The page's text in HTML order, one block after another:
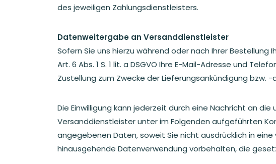
des jeweiligen Zahlungsdienstleisters.
Datenweitergabe an Versanddienstleister
Sofern Sie uns hierzu während oder nach Ihrer
Art. 6 Abs. 1 S. 1 lit. a DSGVO Ihre E-Mail-Adresse und
Zustellung zum Zwecke der Lieferungsankündigung
Die Einwilligung kann jederzeit durch eine Nachricht an
Versanddienstleister unter im Folgenden aufgeführten
angegebenen Daten, soweit Sie nicht ausdrücklich in
hinausgehende Datenverwendung vorbehalten, die